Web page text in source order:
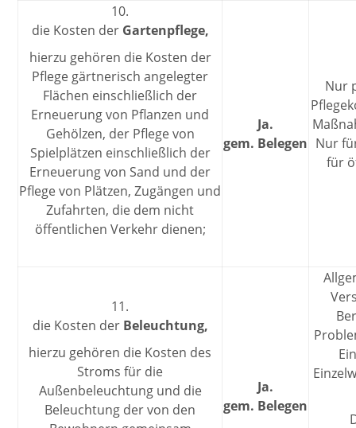
10.
die Kosten der Gartenpflege,
hierzu gehören die Kosten der
Pflege gärtnerisch angelegter
Flächen einschließlich der
Erneuerung von Pflanzen und
Gehölzen, der Pflege von
Spielplätzen einschließlich der
Erneuerung von Sand und der
Pflege von Plätzen, Zugängen und
Zufahrten, die dem nicht
öffentlichen Verkehr dienen;
Ja.
gem. Belegen
Nur
Nur
für
11.
die Kosten der Beleuchtung,
hierzu gehören die Kosten des
Stroms für die
Außenbeleuchtung und die
Beleuchtung der von den
Ja.
gem. Belegen